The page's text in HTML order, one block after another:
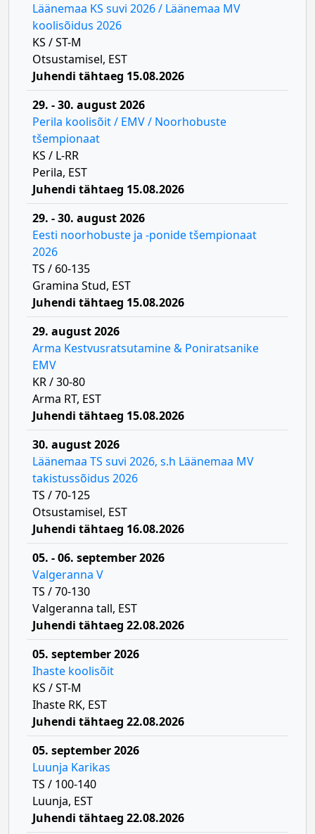
Läänemaa KS suvi 2026 / Läänemaa MV
koolisõidus 2026
KS / ST-M
Otsustamisel, EST
Juhendi tähtaeg 15.08.2026
29. - 30. august 2026
Perila koolisõit / EMV / Noorhobuste
tšempionaat
KS / L-RR
Perila, EST
Juhendi tähtaeg 15.08.2026
29. - 30. august 2026
Eesti noorhobuste ja -ponide tšempionaat
2026
TS / 60-135
Gramina Stud, EST
Juhendi tähtaeg 15.08.2026
29. august 2026
Arma Kestvusratsutamine & Poniratsanike
EMV
KR / 30-80
Arma RT, EST
Juhendi tähtaeg 15.08.2026
30. august 2026
Läänemaa TS suvi 2026, s.h Läänemaa MV
takistussõidus 2026
TS / 70-125
Otsustamisel, EST
Juhendi tähtaeg 16.08.2026
05. - 06. september 2026
Valgeranna V
TS / 70-130
Valgeranna tall, EST
Juhendi tähtaeg 22.08.2026
05. september 2026
Ihaste koolisõit
KS / ST-M
Ihaste RK, EST
Juhendi tähtaeg 22.08.2026
05. september 2026
Luunja Karikas
TS / 100-140
Luunja, EST
Juhendi tähtaeg 22.08.2026